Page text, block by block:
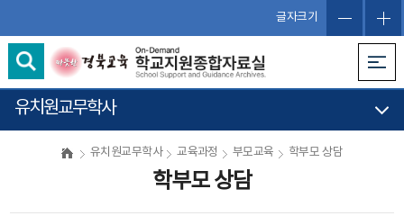
글자크기
유치원교무학사
유치원교무학사 교육과정 부모교육 학부모 상담
학부모 상담